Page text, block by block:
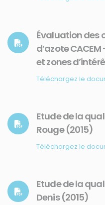
Évaluation des
d’azote
et zones
Téléchargez le
Etude de la
Rouge (2015)
Téléchargez le
Etude de la
Denis (2015)